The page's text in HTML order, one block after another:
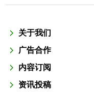
关于我们
广告合作
内容订阅
资讯投稿